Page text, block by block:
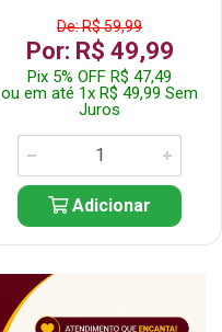
De: R$ 59,99
Por: R$ 49,99
Pix 5% OFF R$ 47,49
ou em até 1x R$ 49,99 Sem
Juros
Adicionar